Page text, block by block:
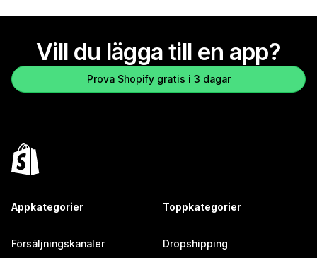
Vill du lägga till en app?
Prova Shopify gratis i 3 dagar
Appkategorier
Försäljningskanaler
Toppkategorier
Dropshipping